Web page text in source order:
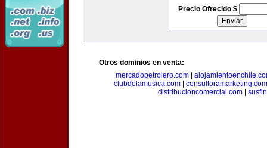
Precio Ofrecido $
Otros dominios en venta:
mercadopetrolero.com|
clubdelamusica.com
consultoramarketing.com
distribucioncomercial.com